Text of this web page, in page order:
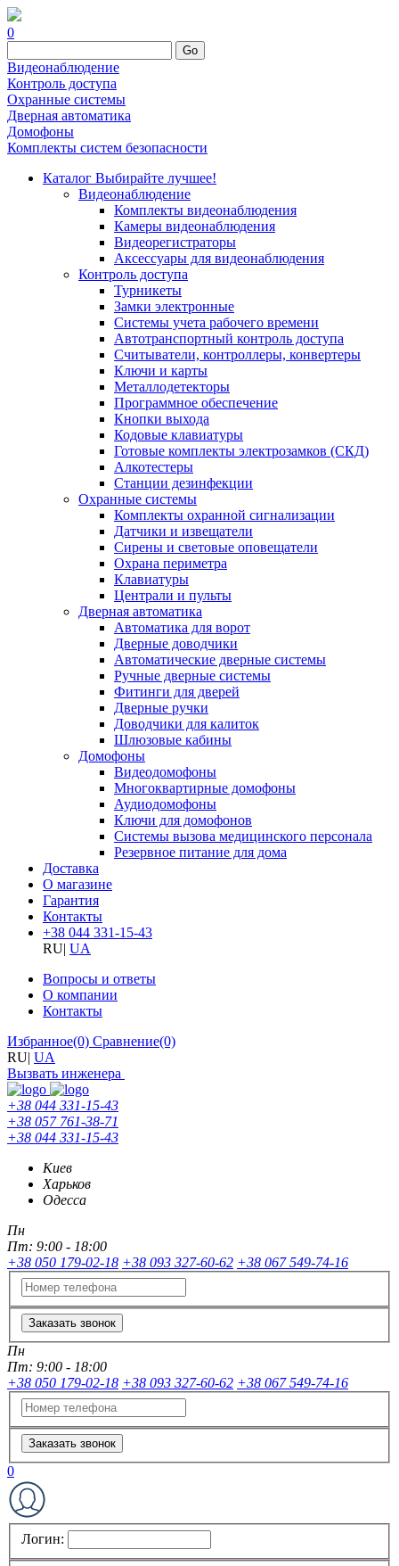
0
Go
Видеонаблюдение
Контроль доступа
Охранные системы
Дверная автоматика
Домофоны
Комплекты систем безопасности
Каталог Выбирайте лучшее!
Видеонаблюдение
Комплекты видеонаблюдения
Камеры видеонаблюдения
Видеорегистраторы
Аксессуары для видеонаблюдения
Контроль доступа
Турникеты
Замки электронные
Системы учета рабочего времени
Автотранспортный контроль доступа
Считыватели, контроллеры, конвертеры
Ключи и карты
Металлодетекторы
Программное обеспечение
Кнопки выхода
Кодовые клавиатуры
Готовые комплекты электрозамков (СКД)
Алкотестеры
Станции дезинфекции
Охранные системы
Комплекты охранной сигнализации
Датчики и извещатели
Сирены и световые оповещатели
Охрана периметра
Клавиатуры
Централи и пульты
Дверная автоматика
Автоматика для ворот
Дверные доводчики
Автоматические дверные системы
Ручные дверные системы
Фитинги для дверей
Дверные ручки
Доводчики для калиток
Шлюзовые кабины
Домофоны
Видеодомофоны
Многоквартирные домофоны
Аудиодомофоны
Ключи для домофонов
Системы вызова медицинского персонала
Резервное питание для дома
Доставка
О магазине
Гарантия
Контакты
+38 044 331-15-43
RU| UA
Вопросы и ответы
О компании
Контакты
Избранное(0) Сравнение(0)
RU| UA
Вызвать инженера
+38 044 331-15-43
+38 057 761-38-71
+38 044 331-15-43
Киев
Харьков
Одесса
Пн
Пт: 9:00 - 18:00
+38 050 179-02-18 +38 093 327-60-62 +38 067 549-74-16
Заказать звонок
Пн
Пт: 9:00 - 18:00
+38 050 179-02-18 +38 093 327-60-62 +38 067 549-74-16
Заказать звонок
0
Логин: